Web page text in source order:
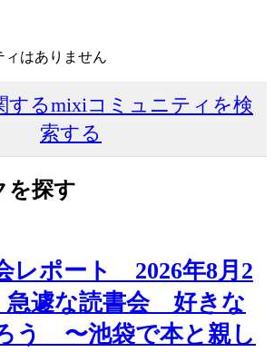
ィはありません
するmixiコミュニティを検
索する
を探す
レポート 2026年8月2
遽な読書会 好きな
う 〜池袋で本と親し